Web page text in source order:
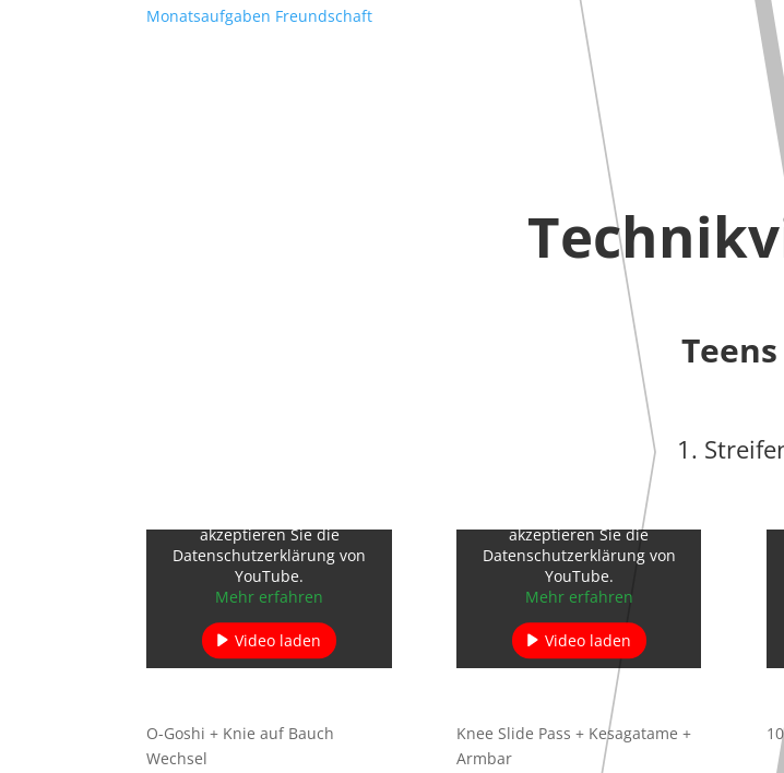
Monatsaufgaben Freundschaft
Teens
1.
akzeptieren Sie die
Datenschutzerklärung von
YouTube.
Mehr erfahren
Video laden
O-Goshi + Knie auf Bauch
Wechsel
Mit dem Laden des Videos
akzeptieren Sie die
Datenschutzerklärung von
YouTube.
Mehr erfahren
Video laden
YouTube immer entsperren
Knee Slide Pass + Kesagatame +
Armbar